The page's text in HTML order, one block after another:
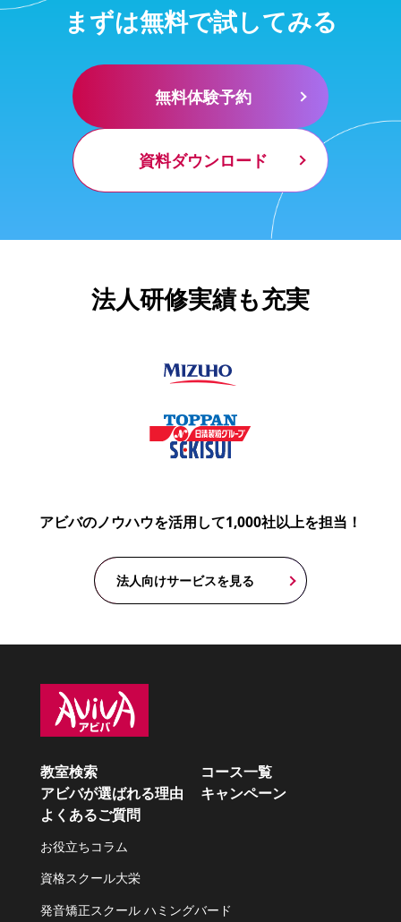
まずは無料で試してみる
無料体験予約
資料ダウンロード
法人研修実績も充実
アビバのノウハウを活用して1,000社以上を担当！
法人向けサービスを見る
教室検索
コース一覧
アビバが選ばれる理由
キャンペーン
よくあるご質問
お役立ちコラム
資格スクール大栄
発音矯正スクール ハミングバード